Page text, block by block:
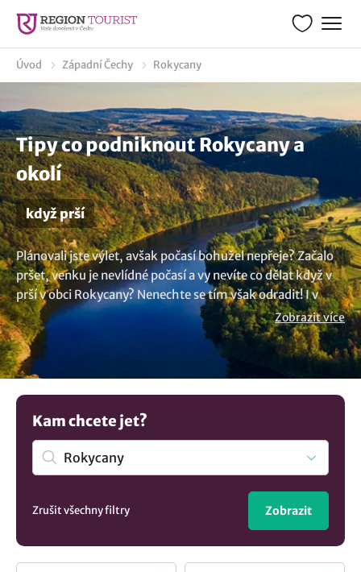
Úvod Západní Čechy Rokycany
Tipy co podniknout Rokycany a
okolí
když prší
Plánovali jste výlet, avšak počasí bohužel nepřeje? Začalo
pršet, venku je nevlídné počasí a vy nevíte co dělat když v
prší v obci Rokycany? Nenechte se tím však odradit! I v
takových situacích máme pro vás mnoho skvělých
nápadů, co dělat když prší a také i pro rodiče s dětmi. Ano, i
během deštivého dne lze zažít okamžiky plné radosti a
užitečných zážitků. Naše různorodé tipy vám ukážou, že
nepříznivé počasí může skrývat mnoho krásných
momentů a možností. Nechte se inspirovat našimi nápady
na aktivity v dešti v destinaci Rokycany, které vám dodají
energii a radost, ať je den jakýkoliv!
Zobrazit více
Kam chcete jet?
Zrušit všechny filtry Zobrazit